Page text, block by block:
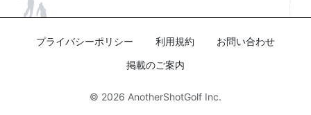
プライバシーポリシー 利用規約
お問い合わせ
掲載のご案内
© 2026 AnotherShotGolf Inc.